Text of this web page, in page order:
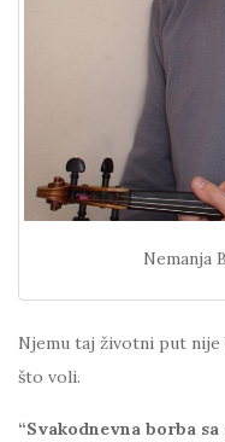
Nemanja
Njemu taj životni put
što voli.
“Svakodnevna borba